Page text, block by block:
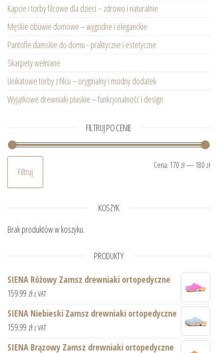
Kapcie i torby filcowe dla dzieci – zdrowo i naturalnie
Męskie obuwie domowe – wygodne i eleganckie
Pantofle damskie do domu - praktyczne i estetyczne
Skarpety wełniane
Unikatowe torby z filcu – oryginalny i modny dodatek
Wyjątkowe drewniaki płaskie – funkcjonalność i design
FILTRUJ PO CENIE
Filtruj
Cena: 170 zł— 180 zł
KOSZYK
Brak produktów w koszyku.
PRODUKTY
SIENA Różowy Zamsz drewniaki ortopedyczne
159.99 zł z VAT
SIENA Niebieski Zamsz drewniaki ortopedyczne
159.99 zł z VAT
SIENA Brązowy Zamsz drewniaki ortopedyczne